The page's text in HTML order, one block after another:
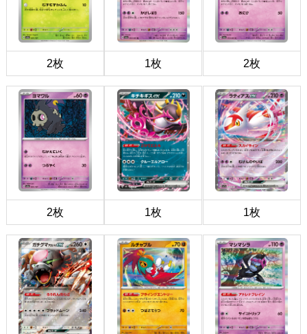
2枚 1枚 2枚
2枚 1枚 1枚